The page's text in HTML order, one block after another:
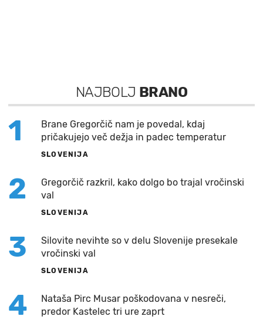
NAJBOLJ BRANO
1
Brane Gregorčič nam je povedal, kdaj
pričakujejo več dežja in padec temperatur
SLOVENIJA
2
Gregorčič razkril, kako dolgo bo trajal vročinski
val
SLOVENIJA
3
Silovite nevihte so v delu Slovenije presekale
vročinski val
SLOVENIJA
4
Nataša Pirc Musar poškodovana v nesreči,
predor Kastelec tri ure zaprt